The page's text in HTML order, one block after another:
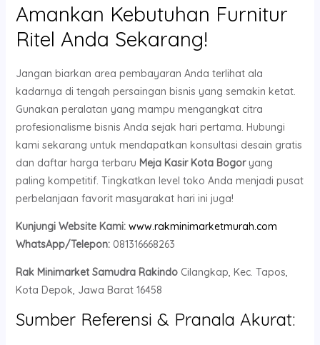
Amankan Kebutuhan Furnitur
Ritel Anda Sekarang!
Jangan biarkan area pembayaran Anda terlihat ala
kadarnya di tengah persaingan bisnis yang semakin ketat.
Gunakan peralatan yang mampu mengangkat citra
profesionalisme bisnis Anda sejak hari pertama. Hubungi
kami sekarang untuk mendapatkan konsultasi desain gratis
dan daftar harga terbaru Meja Kasir Kota Bogoryang
paling kompetitif. Tingkatkan level toko Anda menjadi pusat
perbelanjaan favorit masyarakat hari ini juga!
Kunjungi Website Kami: www.rakminimarketmurah.com
WhatsApp/Telepon:081316668263
Rak Minimarket Samudra RakindoCilangkap, Kec. Tapos,
Kota Depok, Jawa Barat 16458
Sumber Referensi & Pranala Akurat: